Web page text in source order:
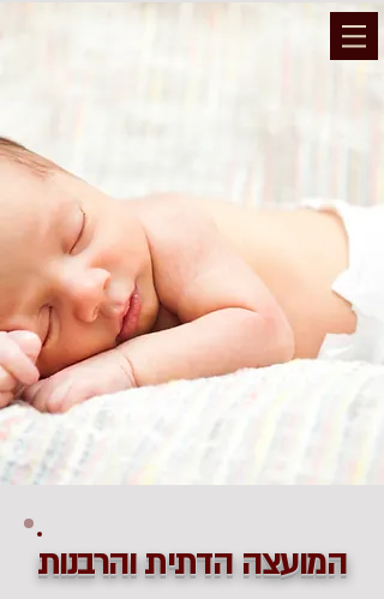
המועצה הדתית והרבנות נתיבות
המועצה הדתית והרבנות